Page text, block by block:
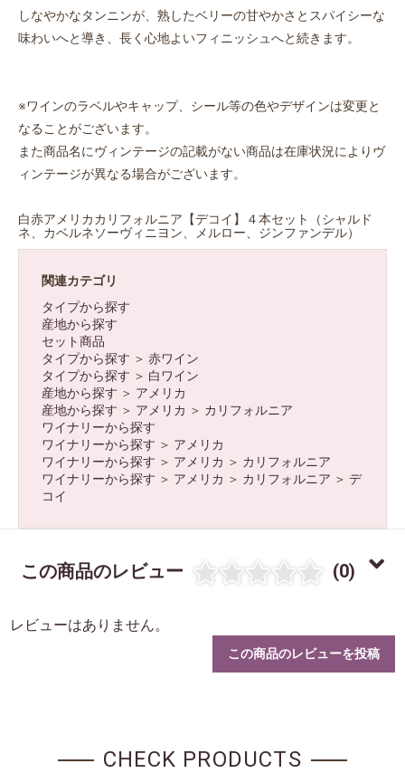
しなやかなタンニンが、熟したベリーの甘やかさとスパイシーな
味わいへと導き、長く心地よいフィニッシュへと続きます。
※ワインのラベルやキャップ、シール等の色やデザインは変更と
なることがございます。
また商品名にヴィンテージの記載がない商品は在庫状況によりヴ
ィンテージが異なる場合がございます。
白赤アメリカカリフォルニア【デコイ】４本セット（シャルド
ネ、カベルネソーヴィニヨン、メルロー、ジンファンデル）
関連カテゴリ
タイプから探す
産地から探す
セット商品
タイプから探す ＞ 赤ワイン
タイプから探す ＞ 白ワイン
産地から探す ＞ アメリカ
産地から探す ＞ アメリカ ＞ カリフォルニア
ワイナリーから探す
ワイナリーから探す ＞ アメリカ
ワイナリーから探す ＞ アメリカ ＞ カリフォルニア
ワイナリーから探す ＞ アメリカ ＞ カリフォルニア ＞ デ
コイ
この商品のレビュー (0)
レビューはありません。
この商品のレビューを投稿
CHECK PRODUCTS